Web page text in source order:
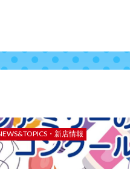
・新店情報